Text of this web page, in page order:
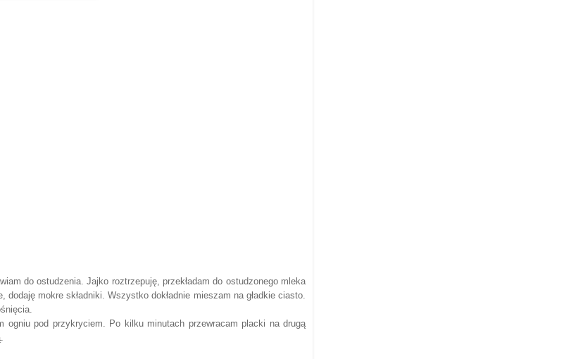
do ostudzenia. Jajko roztrzepuję, przekładam do ostudzonego mleka
mokre składniki. Wszystko dokładnie mieszam na gładkie ciasto.
pod przykryciem. Po kilku minutach przewracam placki na drugą